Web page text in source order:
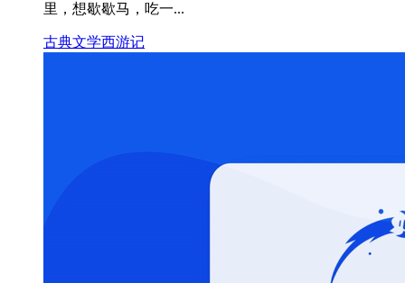
里，想歇歇马，吃一...
古典文学西游记